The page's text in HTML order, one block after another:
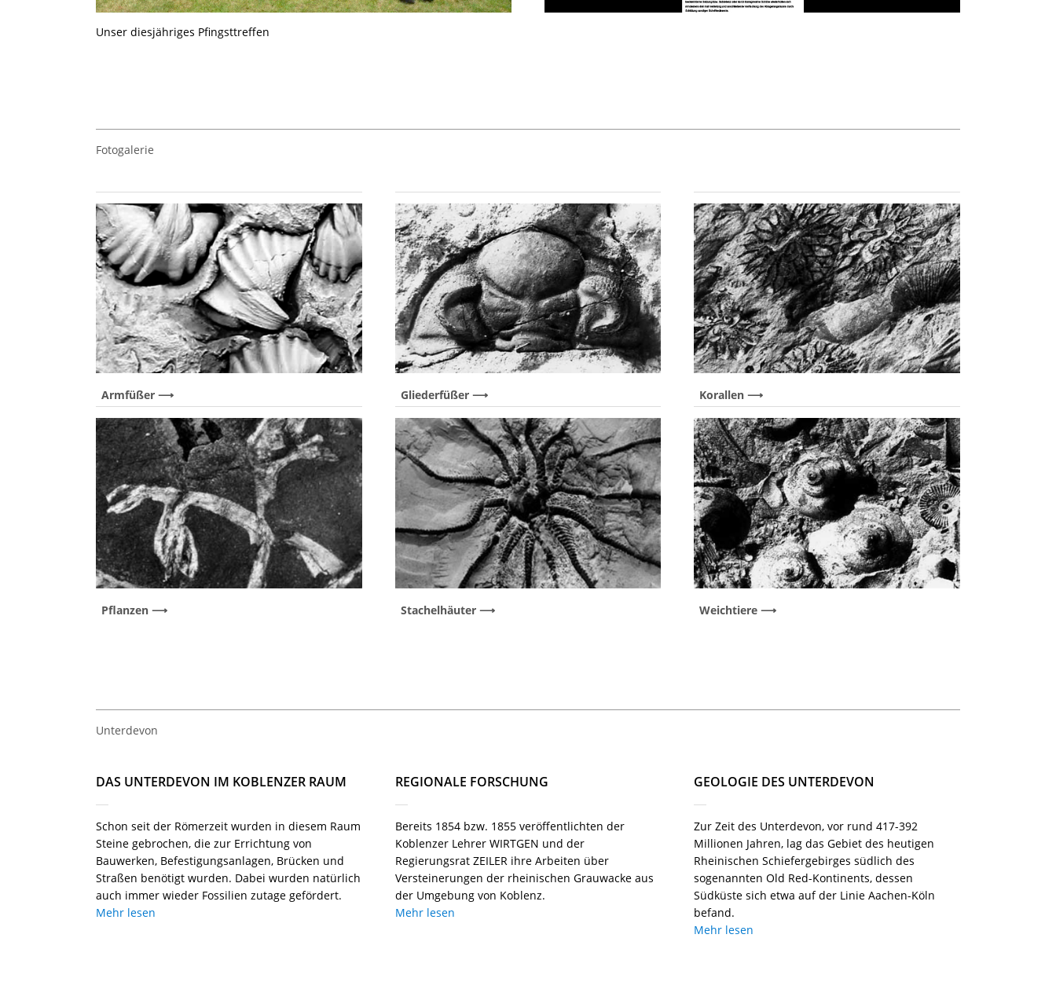
Unser diesjähriges Pfingsttreffen
Fotogalerie
Armfüßer Gliederfüßer Korallen
Pflanzen Stachelhäuter Weichtiere
Unterdevon
DAS UNTERDEVON IM KOBLENZER RAUM
Schon seit der Römerzeit wurden in diesem Raum
Steine gebrochen, die zur Errichtung von
Bauwerken, Befestigungsanlagen, Brücken und
Straßen benötigt wurden. Dabei wurden natürlich
auch immer wieder Fossilien zutage gefördert.
Mehr lesen
REGIONALE FORSCHUNG
Bereits 1854 bzw. 1855 veröffentlichten der
Koblenzer Lehrer WIRTGEN und der
Regierungsrat ZEILER ihre Arbeiten über
Versteinerungen der rheinischen Grauwacke aus
der Umgebung von Koblenz.
Mehr lesen
GEOLOGIE DES UNTERDEVON
Zur Zeit des Unterdevon, vor rund 417-392
Millionen Jahren, lag das Gebiet des heutigen
Rheinischen Schiefergebirges südlich des
sogenannten Old Red-Kontinents, dessen
Südküste sich etwa auf der Linie Aachen-Köln
befand.
Mehr lesen